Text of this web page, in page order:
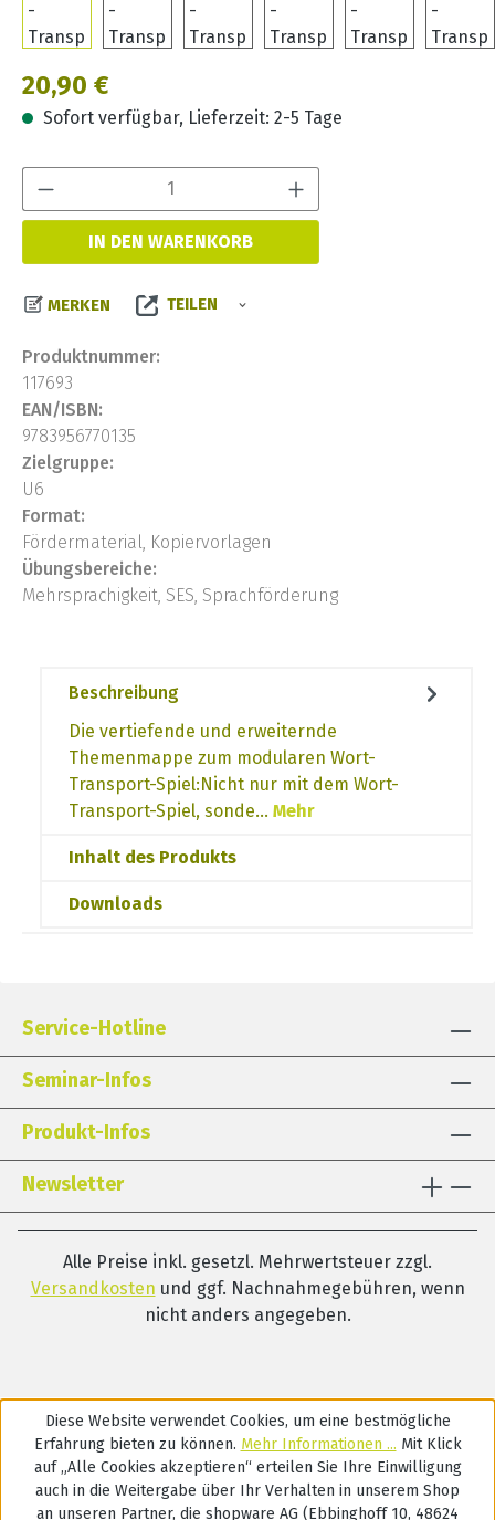
Regulärer Preis:
20,90 €
Sofort verfügbar, Lieferzeit: 2-5 Tage
IN DEN WARENKORB
MERKEN TEILEN
Produktnummer:
117693
EAN/ISBN:
9783956770135
Zielgruppe:
U6
Format:
Fördermaterial, Kopiervorlagen
Übungsbereiche:
Mehrsprachigkeit, SES, Sprachförderung
Beschreibung
Die vertiefende und erweiternde
Themenmappe zum modularen Wort-
Transport-Spiel:Nicht nur mit dem Wort-
Transport-Spiel, sonde… Mehr
Inhalt des Produkts
Downloads
Service-Hotline
Seminar-Infos
Produkt-Infos
Newsletter
Alle Preise inkl. gesetzl. Mehrwertsteuer zzgl.
Versandkosten und ggf. Nachnahmegebühren, wenn
nicht anders angegeben.
Diese Website verwendet Cookies, um eine bestmögliche
Erfahrung bieten zu können. Mehr Informationen ... Mit Klick
auf „Alle Cookies akzeptieren“ erteilen Sie Ihre Einwilligung
auch in die Weitergabe über Ihr Verhalten in unserem Shop
an unseren Partner, die shopware AG (Ebbinghoff 10, 48624